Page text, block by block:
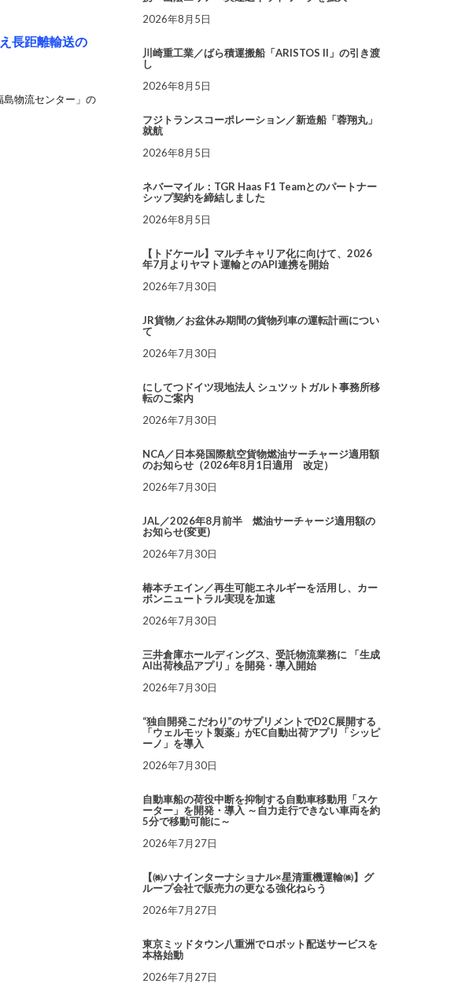
長距離輸送の
物流センター」の
2026年8月5日
川崎重工業／ばら積運搬船「ARISTOS II」の引き渡
し
2026年8月5日
フジトランスコーポレーション／新造船「蓉翔丸」
就航
2026年8月5日
ネバーマイル：TGR Haas F1 Teamとのパートナー
シップ契約を締結しました
2026年8月5日
【トドケール】マルチキャリア化に向けて、2026
年7月よりヤマト運輸とのAPI連携を開始
2026年7月30日
JR貨物／お盆休み期間の貨物列車の運転計画につい
て
2026年7月30日
にしてつドイツ現地法人 シュツットガルト事務所移
転のご案内
2026年7月30日
NCA／日本発国際航空貨物燃油サーチャージ適用額
のお知らせ（2026年8月1日適用 改定）
2026年7月30日
JAL／2026年8月前半 燃油サーチャージ適用額の
お知らせ(変更)
2026年7月30日
椿本チエイン／再生可能エネルギーを活用し、カー
ボンニュートラル実現を加速
2026年7月30日
三井倉庫ホールディングス、受託物流業務に 「生成
AI出荷検品アプリ」を開発・導入開始
2026年7月30日
“独自開発こだわり”のサプリメントでD2C展開する
「ウェルモット製薬」がEC自動出荷アプリ「シッピ
ーノ」を導入
2026年7月30日
自動車船の荷役中断を抑制する自動車移動用「スケ
ーター」を開発・導入 ～自力走行できない車両を約
5分で移動可能に～
2026年7月27日
【㈱ハナインターナショナル×星清重機運輸㈱】グ
ループ会社で販売力の更なる強化ねらう
2026年7月27日
東京ミッドタウン八重洲でロボット配送サービスを
本格始動
2026年7月27日